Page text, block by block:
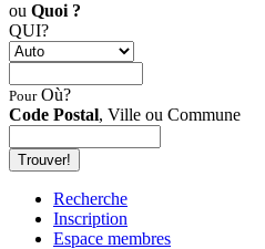
ou Quoi ?
QUI?
PourOù?
Code Postal, Ville ou Commune
Recherche
Inscription
Espace membres